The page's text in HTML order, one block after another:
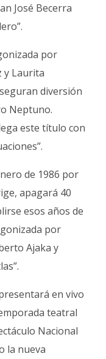
José Becerra
por
y Laurita
diversión
Neptuno.
este título con
de 1986 por
apagará 40
esos años de
por
Ajaka y
en vivo
teatral
Nacional
la nueva